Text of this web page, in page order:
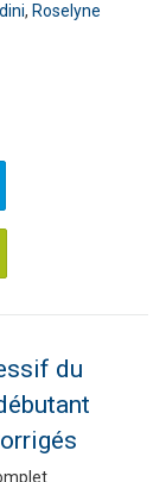
, Roselyne
du